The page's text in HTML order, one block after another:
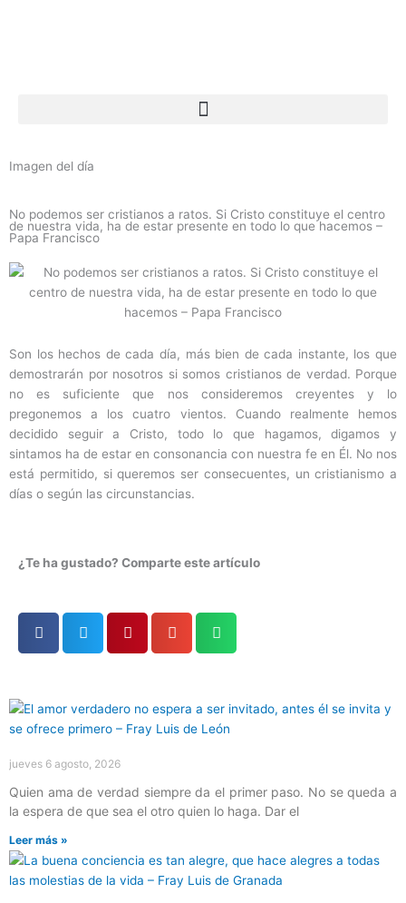
Imagen del día
No podemos ser cristianos a ratos. Si Cristo constituye el centro
de nuestra vida, ha de estar presente en todo lo que hacemos –
Papa Francisco
Son los hechos de cada día, más bien de cada instante, los que
demostrarán por nosotros si somos cristianos de verdad. Porque
no es suficiente que nos consideremos creyentes y lo
pregonemos a los cuatro vientos. Cuando realmente hemos
decidido seguir a Cristo, todo lo que hagamos, digamos y
sintamos ha de estar en consonancia con nuestra fe en Él. No nos
está permitido, si queremos ser consecuentes, un cristianismo a
días o según las circunstancias.
¿Te ha gustado? Comparte este artículo
jueves 6 agosto, 2026
Quien ama de verdad siempre da el primer paso. No se queda a
la espera de que sea el otro quien lo haga. Dar el
Leer más »
Página
Página
Página
Página
Página